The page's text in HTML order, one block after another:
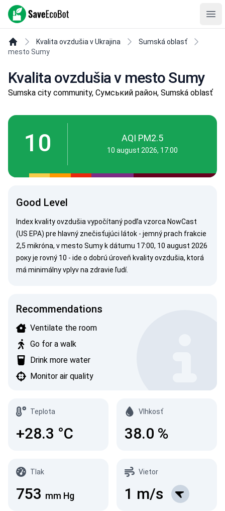
SaveEcoBot
Kvalita ovzdušia v Ukrajina
Sumská oblasť
mesto Sumy
Kvalita ovzdušia v mesto Sumy
Sumska city community, Сумський район, Sumská oblasť
10 AQI PM2.5
10 august 2026, 17:00
Good Level
Index kvality ovzdušia vypočítaný podľa vzorca NowCast
(US EPA) pre hlavný znečisťujúci látok - jemný prach frakcie
2,5 mikróna, v mesto Sumy k dátumu 17:00, 10 august 2026
року je rovný 10 - ide o dobrú úroveň kvality ovzdušia, ktorá
má minimálny vplyv na zdravie ľudí.
Recommendations
Ventilate the room
Go for a walk
Drink more water
Monitor air quality
Teplota
+28.3 °C
Vlhkosť
38.0 %
Tlak
753 mm Hg
Vietor
1 m/s